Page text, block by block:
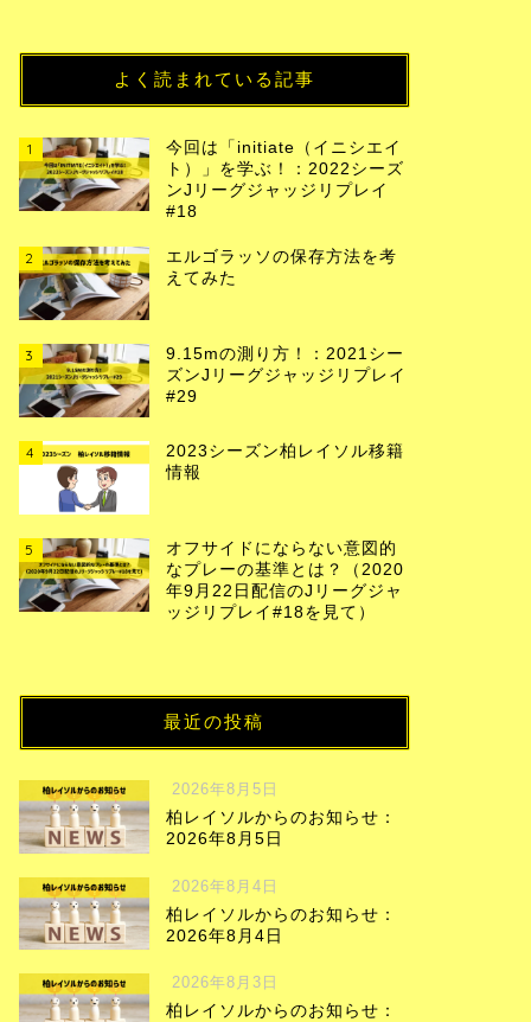
よく読まれている記事
1
今回は「initiate（イニシエイ
ト）」を学ぶ！：2022シーズ
ンJリーグジャッジリプレイ
#18
2
エルゴラッソの保存方法を考
えてみた
3
9.15mの測り方！：2021シー
ズンJリーグジャッジリプレイ
#29
4
2023シーズン柏レイソル移籍
情報
5
オフサイドにならない意図的
なプレーの基準とは？（2020
年9月22日配信のJリーグジャ
ッジリプレイ#18を見て）
最近の投稿
2026年8月5日
柏レイソルからのお知らせ：
2026年8月5日
2026年8月4日
柏レイソルからのお知らせ：
2026年8月4日
2026年8月3日
柏レイソルからのお知らせ：